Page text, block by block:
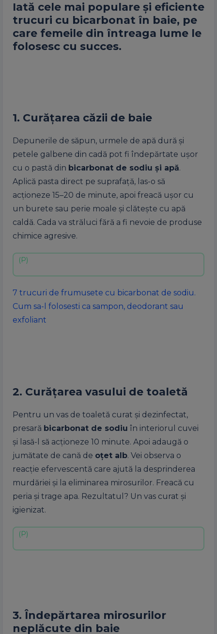
Iată cele mai populare și eficiente
trucuri cu bicarbonat în baie, pe
care femeile din întreaga lume le
folosesc cu succes.
1. Curățarea căzii de baie
Depunerile de săpun, urmele de apă dură și
petele galbene din cadă pot fi îndepărtate ușor
cu o pastă din bicarbonat de sodiu și apă.
Aplică pasta direct pe suprafață, las-o să
acționeze 15–20 de minute, apoi freacă ușor cu
un burete sau perie moale și clătește cu apă
caldă. Cada va străluci fără a fi nevoie de produse
chimice agresive.
7 trucuri de frumusete cu bicarbonat de sodiu.
Cum sa-l folosesti ca sampon, deodorant sau
exfoliant
2. Curățarea vasului de toaletă
Pentru un vas de toaletă curat și dezinfectat,
presară bicarbonat de sodiu în interiorul cuvei
și lasă-l să acționeze 10 minute. Apoi adaugă o
jumătate de cană de oțet alb. Vei observa o
reacție efervescentă care ajută la desprinderea
murdăriei și la eliminarea mirosurilor. Freacă cu
peria și trage apa. Rezultatul? Un vas curat și
igienizat.
3. Îndepărtarea mirosurilor
neplăcute din baie